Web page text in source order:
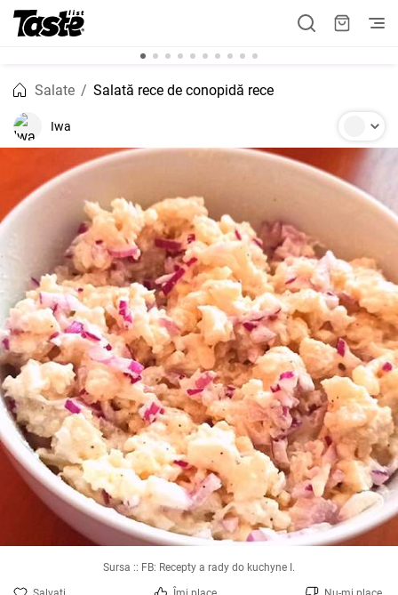
Salate Salată rece de conopidă rece
Iwa
Sursa :: FB: Recepty a rady do kuchyne I.